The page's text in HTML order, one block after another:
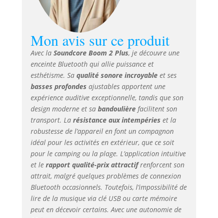
profonds,
équilibrés par une
intelligente pour
une expérience
audio immersive.
Chargement
rapide de 30 W et
PowerBank intégré
: Associée à un
chargeur de 30 W,
l'enceinte
d'extérieur Boom 2
Plus se recharge
complètement en
seulement 3
heures et diffuse
de la musique
pendant 20
heures. Et grâce au
Mon avis sur ce produit
Avec la Soundcore Boom 2 Plus, je découvre une
enceinte Bluetooth qui allie puissance et
esthétisme. Sa qualité sonore incroyableet ses
basses profondes ajustables apportent une
expérience auditive exceptionnelle, tandis que son
design moderne et sa bandoulièrefacilitent son
transport. La résistance aux intempéries et la
robustesse de l’appareil en font un compagnon
idéal pour les activités en extérieur, que ce soit
pour le camping ou la plage. L’application intuitive
et le rapport qualité-prix attractifrenforcent son
attrait, malgré quelques problèmes de connexion
Bluetooth occasionnels. Toutefois, l’impossibilité de
lire de la musique via clé USB ou carte mémoire
peut en décevoir certains. Avec une autonomie de